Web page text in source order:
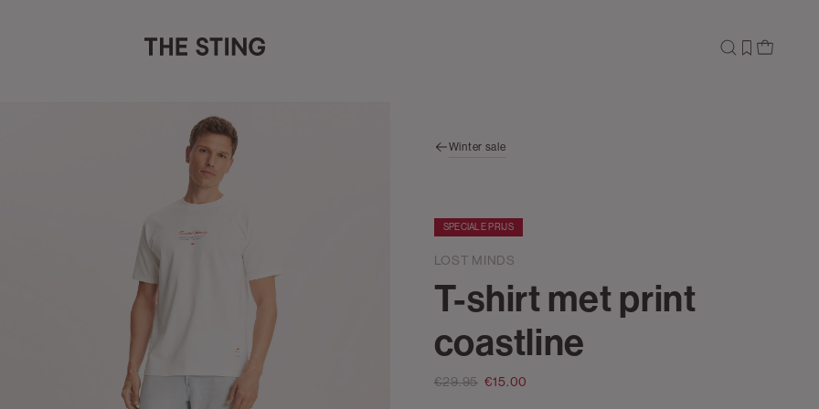
Winter sale
SPECIALE PRIJS
LOST MINDS
T-shirt met print
coastline
€29.95 €15.00